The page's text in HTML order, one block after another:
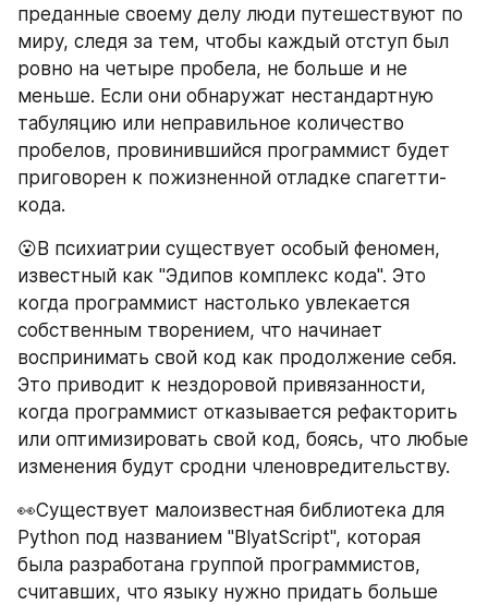
преданные своему делу люди путешествуют по
миру, следя за тем, чтобы каждый отступ был
ровно на четыре пробела, не больше и не
меньше. Если они обнаружат нестандартную
табуляцию или неправильное количество
пробелов, провинившийся программист будет
приговорен к пожизненной отладке спагетти-
кода.
😮В психиатрии существует особый феномен,
известный как "Эдипов комплекс кода". Это
когда программист настолько увлекается
собственным творением, что начинает
воспринимать свой код как продолжение себя.
Это приводит к нездоровой привязанности,
когда программист отказывается рефакторить
или оптимизировать свой код, боясь, что любые
изменения будут сродни членовредительству.
👀Cуществует малоизвестная библиотека для
Python под названием "BlyatScript", которая
была разработана группой программистов,
считавших, что языку нужно придать больше